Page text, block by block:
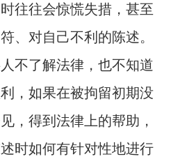
往往会惊慌失措，甚至
、对自己不利的陈述。
不了解法律，也不知道
，如果在被拘留初期没
，得到法律上的帮助，
时如何有针对性地进行